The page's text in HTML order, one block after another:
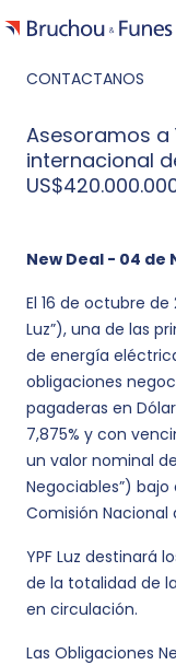
CONTACTANOS
Asesoramos a
internacional
New Deal - 04 de
El 16 de octubre de
Luz”), una de las
de energía
obligaciones
pagaderas en
7,875% y con
un valor nominal
Negociables”)
Comisión Nacional
YPF Luz destinará
de la totalidad de
en circulación.
Las Obligaciones